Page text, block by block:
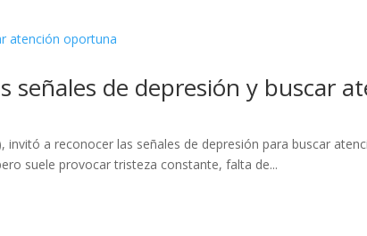
señales de depresión y buscar
invitó a reconocer las señales de depresión para buscar
suele provocar tristeza constante, falta de...